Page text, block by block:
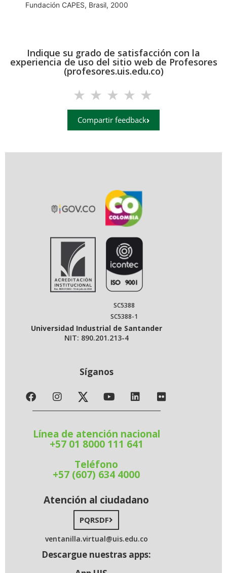
Fundación CAPES, Brasil, 2000
Indique su grado de satisfacción con la
experiencia de uso del sitio web de Profesores
(profesores.uis.edu.co)